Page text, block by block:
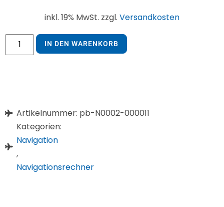
inkl. 19% MwSt. zzgl. Versandkosten
IN DEN WARENKORB
Artikelnummer: pb-N0002-000011
Kategorien:
Navigation
,
Navigationsrechner